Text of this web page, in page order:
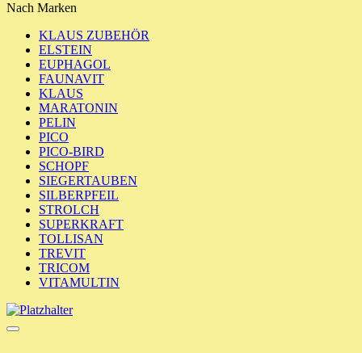
Nach Marken
KLAUS ZUBEHÖR
ELSTEIN
EUPHAGOL
FAUNAVIT
KLAUS
MARATONIN
PELIN
PICO
PICO-BIRD
SCHOPF
SIEGERTAUBEN
SILBERPFEIL
STROLCH
SUPERKRAFT
TOLLISAN
TREVIT
TRICOM
VITAMULTIN